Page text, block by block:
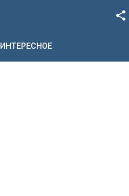
Google+
ИНТЕРЕСНОЕ